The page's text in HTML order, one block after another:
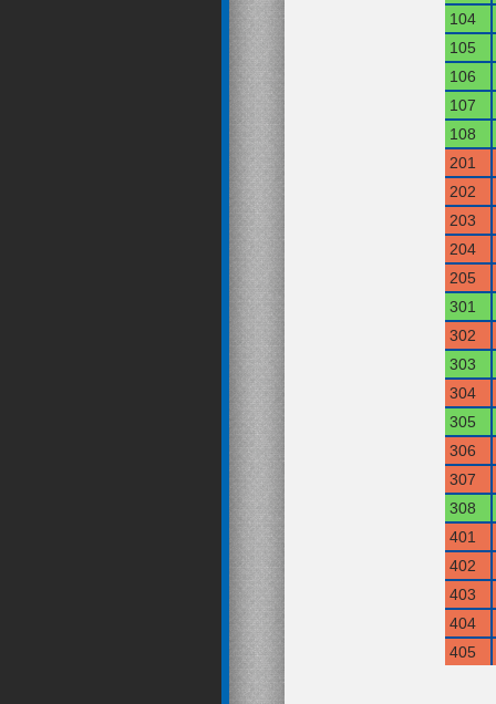
104
105
106
107
108
201
202
203
204
205
301
302
303
304
305
306
307
308
401
402
403
404
405